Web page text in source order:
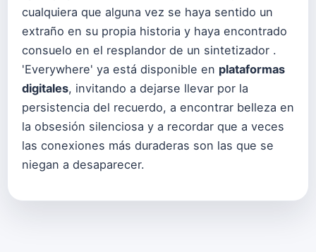
cualquiera que alguna vez se haya sentido un
extraño en su propia historia y haya encontrado
consuelo en el resplandor de un sintetizador .
'Everywhere' ya está disponible en plataformas
digitales, invitando a dejarse llevar por la
persistencia del recuerdo, a encontrar belleza en
la obsesión silenciosa y a recordar que a veces
las conexiones más duraderas son las que se
niegan a desaparecer.